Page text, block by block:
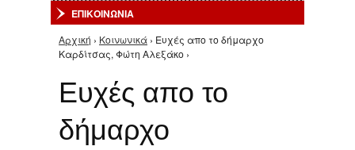
ΕΠΙΚΟΙΝΩΝΙΑ
Είστε εδώ
Αρχική › Κοινωνικά › Ευχές απο το δήμαρχο
Καρδίτσας, Φώτη Αλεξάκο ›
Ευχές απο το
δήμαρχο